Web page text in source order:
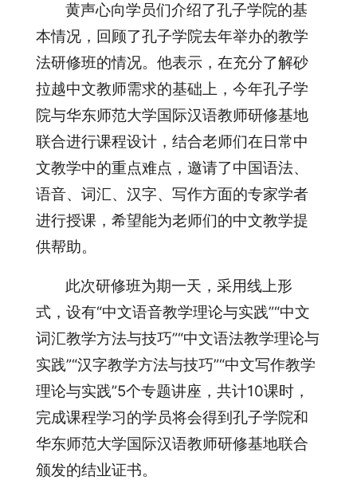
黄声心向学员们介绍了孔子学院的基
本情况，回顾了孔子学院去年举办的教学
法研修班的情况。他表示，在充分了解砂
拉越中文教师需求的基础上，今年孔子学
院与华东师范大学国际汉语教师研修基地
联合进行课程设计，结合老师们在日常中
文教学中的重点难点，邀请了中国语法、
语音、词汇、汉字、写作方面的专家学者
进行授课，希望能为老师们的中文教学提
供帮助。
此次研修班为期一天，采用线上形
式，设有“中文语音教学理论与实践”“中文
词汇教学方法与技巧”“中文语法教学理论与
实践”“汉字教学方法与技巧”“中文写作教学
理论与实践”5个专题讲座，共计10课时，
完成课程学习的学员将会得到孔子学院和
华东师范大学国际汉语教师研修基地联合
颁发的结业证书。